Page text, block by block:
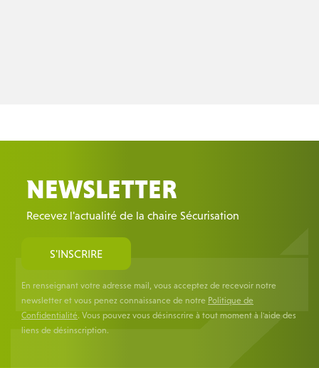
NEWSLETTER
Recevez l'actualité de la chaire Sécurisation
S'INSCRIRE
En renseignant votre adresse mail, vous acceptez de recevoir notre
newsletter et vous penez connaissance de notre Politique de
Confidentialité. Vous pouvez vous désinscrire à tout moment à l'aide des
liens de désinscription.